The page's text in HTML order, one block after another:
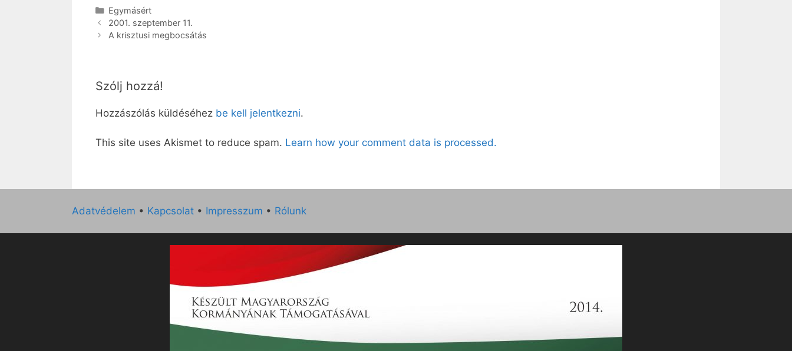
Kategória
Egymásért
2001. szeptember 11.
A krisztusi megbocsátás
Szólj hozzá!
Hozzászólás küldéséhez be kell jelentkezni.
This site uses Akismet to reduce spam. Learn how your comment data is processed.
Adatvédelem • Kapcsolat • Impresszum • Rólunk